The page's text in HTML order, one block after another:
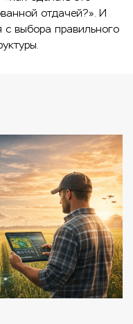
отдачей?». И
с выбора правильного